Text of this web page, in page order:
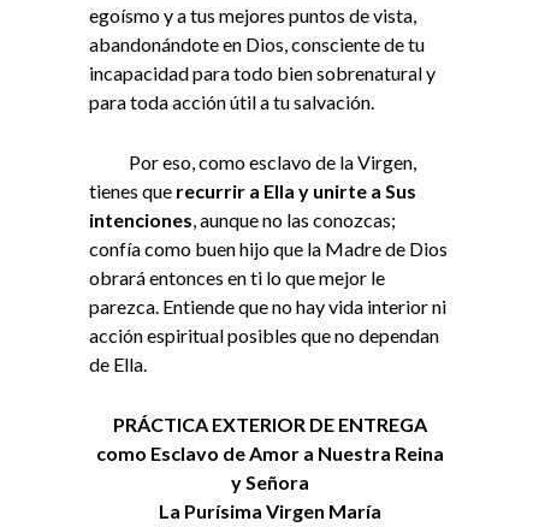
egoísmo y a tus mejores puntos de vista,
abandonándote en Dios, consciente de tu
incapacidad para todo bien sobrenatural y
para toda acción útil a tu salvación.
Por eso, como esclavo de la Virgen,
tienes que recurrir a Ella y unirte a Sus
intenciones, aunque no las conozcas;
confía como buen hijo que la Madre de Dios
obrará entonces en ti lo que mejor le
parezca. Entiende que no hay vida interior ni
acción espiritual posibles que no dependan
de Ella.
PRÁCTICA EXTERIOR DE ENTREGA
como Esclavo de Amor a Nuestra Reina
y Señora
La Purísima Virgen María